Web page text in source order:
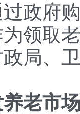
政府
领取
政局、
养老市